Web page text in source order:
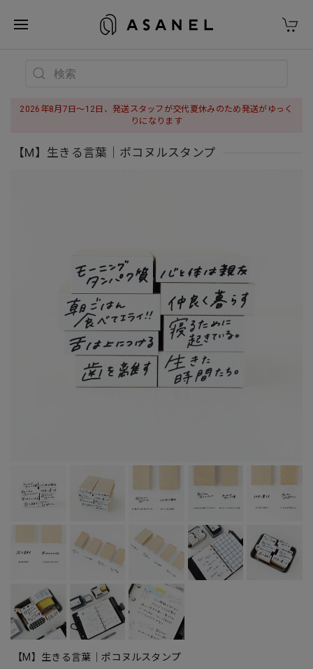
2026年8月7日〜12日、発送スタッフが交代夏休みのため発送がゆっく
りになります
【M】生きる言葉｜ポコヌルスタンプ
【M】生きる言葉｜ポコヌルスタンプ